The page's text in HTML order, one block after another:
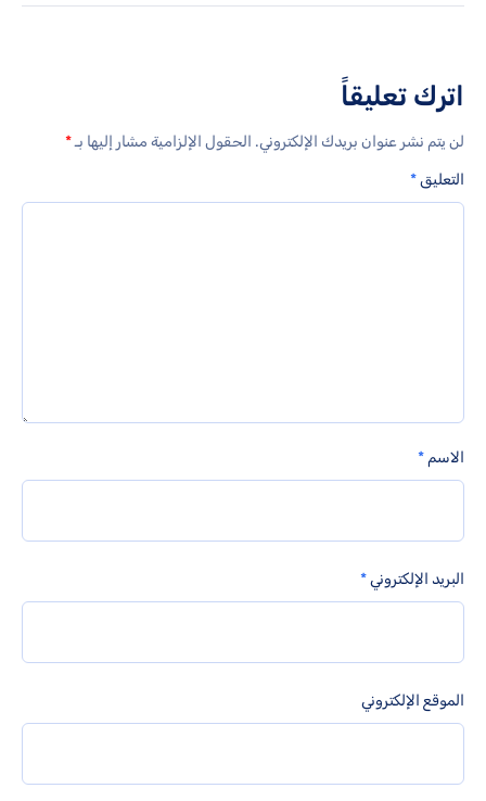
اترك تعليقاً
لن يتم نشر عنوان بريدك الإلكتروني. الحقول الإلزامية مشار إليها بـ*
التعليق*
الاسم *
البريد الإلكتروني*
الموقع الإلكتروني